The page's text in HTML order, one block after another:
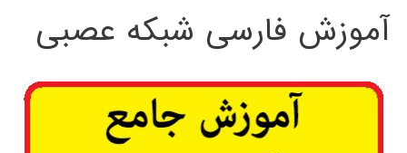
آموزش فارسی شبکه عصبی